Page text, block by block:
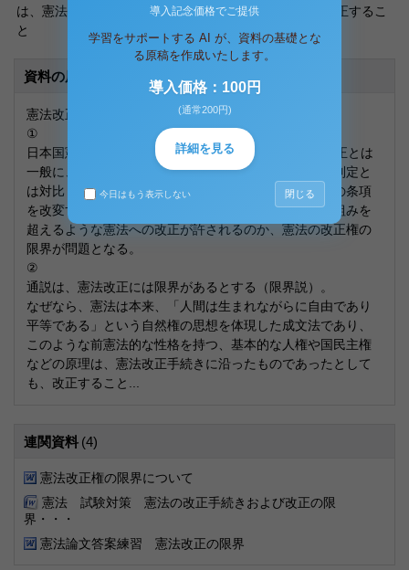
は、憲法改正手続きに沿ったものであったとしても、改正するこ
と
資料の原本内容
憲法改正権の限界
①
日本国憲法は96条にて憲法の改正権を定めている。改正とは
一般に、新たな憲法を作り出すことを意味する憲法の制定と
は対比して、「現存する作られた憲法秩序の中で憲法の条項
を改変すること」をいう。そこで、現在ある憲法の枠組みを
超えるような憲法への改正が許されるのか、憲法の改正権の
限界が問題となる。
②
通説は、憲法改正には限界があるとする（限界説）。
なぜなら、憲法は本来、「人間は生まれながらに自由であり
平等である」という自然権の思想を体現した成文法であり、
このような前憲法的な性格を持つ、基本的な人権や国民主権
などの原理は、憲法改正手続きに沿ったものであったとして
も、改正すること...
連関資料 (4)
憲法改正権の限界について
憲法 試験対策 憲法の改正手続きおよび改正の限
界・・・
憲法論文答案練習 憲法改正の限界
導入記念価格でご提供
学習をサポートする AI が、資料の基礎とな
る原稿を作成いたします。
導入価格：100円
(通常200円)
詳細を見る
今日はもう表示しない 閉じる